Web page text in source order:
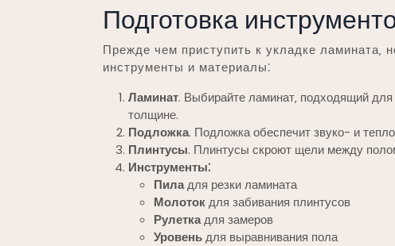
Подготовка
Прежде чем приступить к укладке ламината‚
инструменты и материалы⁚
Ламинат. Выбирайте ламинат‚ подходящий
толщине.
Подложка. Подложка обеспечит звуко- и
Плинтусы. Плинтусы скроют щели между
Инструменты⁚
Пиладля резки ламината
Молотокдля забивания плинтусов
Рулеткадля замеров
Уровеньдля выравнивания пола